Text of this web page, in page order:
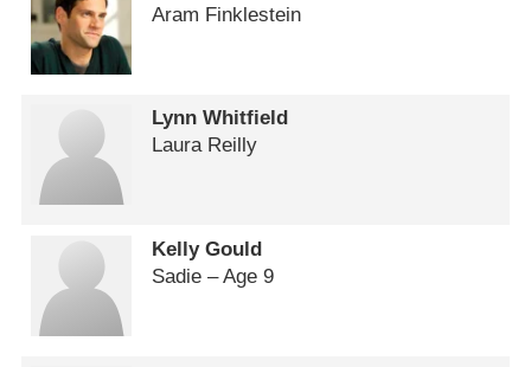
Aram Finklestein
Lynn Whitfield
Laura Reilly
Kelly Gould
Sadie – Age 9